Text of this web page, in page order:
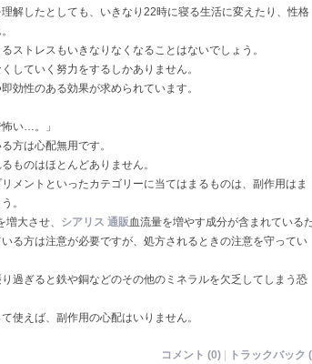
解したとしても、いきなり22時に寝る生活に変えたり、性格
ストレスもいきなりなくなることはないでしょう。
していく努力をするしかありません。
効性のある効果が求められています。
い…。」
方は心配無用です。
ものはほとんどありません。
メントといったカテゴリーに当てはまるものは、副作用はま
。
大させ、 シアリス 通販血流量を増やす成分が含まれている
る方は注意が必要ですが、処方されるときの注意を守ってい
過ぎると鉄や銅などのその他のミネラルを欠乏してしまう恐
使えば、副作用の心配はいりません。
コメント (0) | トラックバック